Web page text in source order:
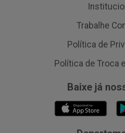
Trabalhe
Política de
Política de Troca
Baixe já